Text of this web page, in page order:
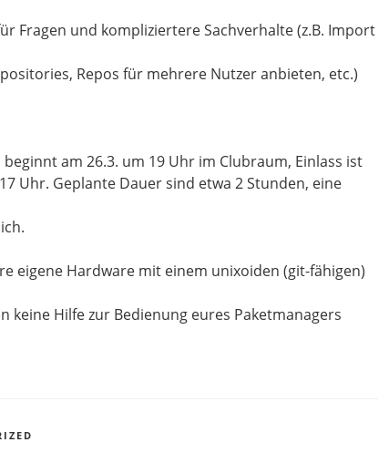
Fragen und kompliziertere Sachverhalte (z.B. Import
Repos für mehrere Nutzer anbieten, etc.)
am 26.3. um 19 Uhr im Clubraum, Einlass ist
Uhr. Geplante Dauer sind etwa 2 Stunden, eine
eigene Hardware mit einem unixoiden (git-fähigen)
keine Hilfe zur Bedienung eures Paketmanagers